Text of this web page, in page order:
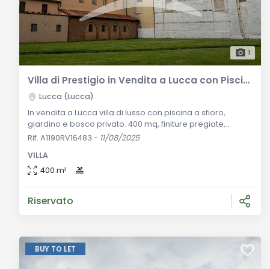
1
Villa di Prestigio in Vendita a Lucca con Piscina a Sfioro e Bosco Privato
Lucca (Lucca)
In vendita a Lucca villa di lusso con piscina a sfioro,
giardino e bosco privato. 400 mq, finiture pregiate,
taverna, porticato. Privacy assoluta e vicinanza ai servizi.
rinascimentali di Lucca, in una posizione esclusiva che
combina tranquillità e vicinanza ai servizi, sorge questa
Rif. A1190RV16483 - 11/08/2025
VILLA
400 m²
Riservato
BUY TO LET